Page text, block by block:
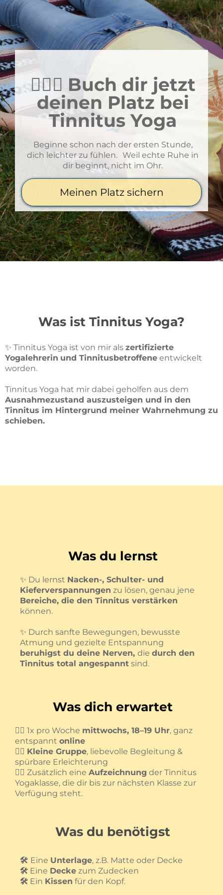
🧘🏻‍♀️ Buch dir jetzt
deinen Platz bei
Tinnitus Yoga
Beginne schon nach der ersten Stunde,
dich leichter zu fühlen. Weil echte Ruhe in
dir beginnt, nicht im Ohr.
Meinen Platz sichern
Was ist Tinnitus Yoga?
✨ Tinnitus Yoga ist von mir als zertifizierte
Yogalehrerin und Tinnitusbetroffene entwickelt
worden.
Tinnitus Yoga hat mir dabei geholfen aus dem
Ausnahmezustand auszusteigen und in den
Tinnitus im Hintergrund meiner Wahrnehmung zu
schieben.
Was du lernst
✨ Du lernst Nacken-, Schulter- und
Kieferverspannungen zu lösen, genau jene
Bereiche, die den Tinnitus verstärken
können.
✨ Durch sanfte Bewegungen, bewusste
Atmung und gezielte Entspannung
beruhigst du deine Nerven, die durch den
Tinnitus total angespannt sind.
Was dich erwartet
🧘‍♀️ 1x pro Woche mittwochs, 18–19 Uhr, ganz
entspannt online
🧘‍♀️ Kleine Gruppe, liebevolle Begleitung &
spürbare Erleichterung
🧘‍♀️ Zusätzlich eine Aufzeichnung der Tinnitus
Yogaklasse, die dir bis zur nächsten Klasse zur
Verfügung steht.
Was du benötigst
🛠️ Eine Unterlage, z.B. Matte oder Decke
🛠️ Eine Decke zum Zudecken
🛠️ Ein Kissen für den Kopf.